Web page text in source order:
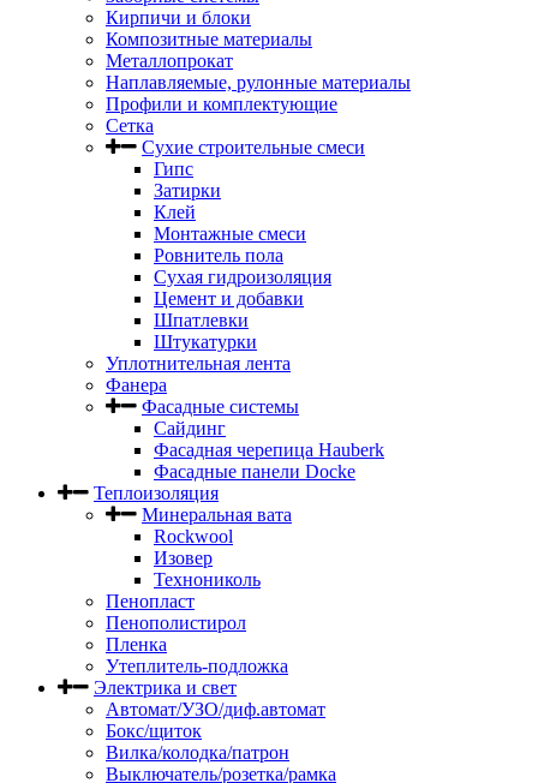
Кирпичи и блоки
Композитные материалы
Металлопрокат
Наплавляемые, рулонные материалы
Профили и комплектующие
Сетка
Сухие строительные смеси
Гипс
Затирки
Клей
Монтажные смеси
Ровнитель пола
Сухая гидроизоляция
Цемент и добавки
Шпатлевки
Штукатурки
Уплотнительная лента
Фанера
Фасадные системы
Сайдинг
Фасадная черепица Hauberk
Фасадные панели Docke
Теплоизоляция
Минеральная вата
Rockwool
Изовер
Технониколь
Пенопласт
Пенополистирол
Пленка
Утеплитель-подложка
Электрика и свет
Автомат/УЗО/диф.автомат
Бокс/щиток
Вилка/колодка/патрон
Выключатель/розетка/рамка